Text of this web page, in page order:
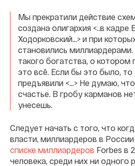
Мы прекратили действие
создана олигархия <..в кадре
Ходорковский...> и при
становились миллиардерами.
такого богатства, о котором
это всё. Если бы это было,
предъявили <...> Не думаю,
счастье. В гробу карманов
унесешь.
Следует начать с того, что
власти, миллиардеров в
списке миллиардеров Forbes в
человека, среди них ни одного